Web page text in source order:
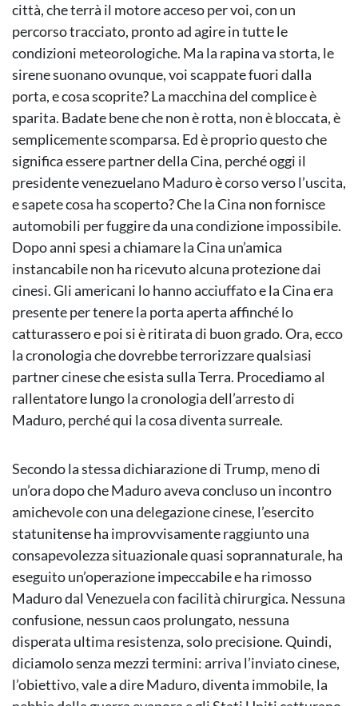
città, che terrà il motore acceso per voi, con un
percorso tracciato, pronto ad agire in tutte le
condizioni meteorologiche. Ma la rapina va storta, le
sirene suonano ovunque, voi scappate fuori dalla
porta, e cosa scoprite? La macchina del complice è
sparita. Badate bene che non è rotta, non è bloccata, è
semplicemente scomparsa. Ed è proprio questo che
significa essere partner della Cina, perché oggi il
presidente venezuelano Maduro è corso verso l’uscita,
e sapete cosa ha scoperto? Che la Cina non fornisce
automobili per fuggire da una condizione impossibile.
Dopo anni spesi a chiamare la Cina un’amica
instancabile non ha ricevuto alcuna protezione dai
cinesi. Gli americani lo hanno acciuffato e la Cina era
presente per tenere la porta aperta affinché lo
catturassero e poi si è ritirata di buon grado. Ora, ecco
la cronologia che dovrebbe terrorizzare qualsiasi
partner cinese che esista sulla Terra. Procediamo al
rallentatore lungo la cronologia dell’arresto di
Maduro, perché qui la cosa diventa surreale.
Secondo la stessa dichiarazione di Trump, meno di
un’ora dopo che Maduro aveva concluso un incontro
amichevole con una delegazione cinese, l’esercito
statunitense ha improvvisamente raggiunto una
consapevolezza situazionale quasi soprannaturale, ha
eseguito un’operazione impeccabile e ha rimosso
Maduro dal Venezuela con facilità chirurgica. Nessuna
confusione, nessun caos prolungato, nessuna
disperata ultima resistenza, solo precisione. Quindi,
diciamolo senza mezzi termini: arriva l’inviato cinese,
l’obiettivo, vale a dire Maduro, diventa immobile, la